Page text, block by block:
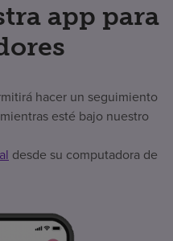
app para
hacer un seguimiento
esté bajo nuestro
desde su computadora de